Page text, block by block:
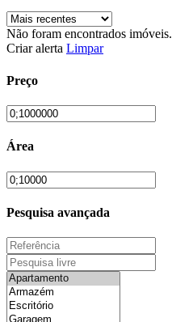
Não foram encontrados imóveis.
Criar alerta Limpar
Preço
Área
Pesquisa avançada